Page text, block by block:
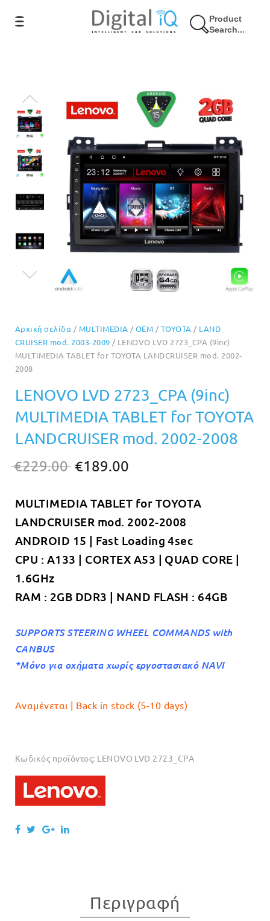
Product
Search...
17% Έκπτωση
Αρχική σελίδα / MULTIMEDIA / OEM / TOYOTA / LAND
CRUISER mod. 2003-2009 / LENOVO LVD 2723_CPA (9inc)
MULTIMEDIA TABLET for TOYOTA LANDCRUISER mod. 2002-
2008
LENOVO LVD 2723_CPA (9inc)
MULTIMEDIA TABLET for TOYOTA
LANDCRUISER mod. 2002-2008
€229.00 Original
was:
€229.00.
€189.00
τιμή
είναι:
€189.00.
MULTIMEDIA TABLET for TOYOTA
LANDCRUISER mod. 2002-2008
ANDROID 15 | Fast Loading 4sec
CPU : A133 | CORTEX A53 | QUAD CORE |
1.6GHz
RAM : 2GB DDR3 | NAND FLASH : 64GB
SUPPORTS STEERING WHEEL COMMANDS with
CANBUS
*Μόνο για οχήματα χωρίς εργοστασιακό NAVI
Αναμένεται | Back in stock (5-10 days)
Κωδικός προϊόντος: LENOVO LVD 2723_CPA
Περιγραφή